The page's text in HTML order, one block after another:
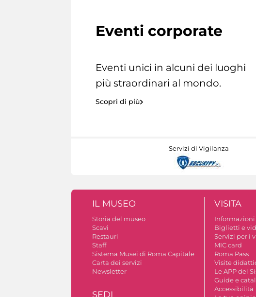
Eventi corporate
Eventi unici in alcuni dei luoghi
più straordinari al mondo.
Scopri di più
Servizi di Vigilanza
IL MUSEO
Storia del museo
Scavi
Restauri
Staff
Sistema Musei di Roma Capitale
Carta dei servizi
Newsletter
SEDI
VISITA
Biglietti e
Servizi per i
MIC card
Roma Pass
Visite
Le APP del
Guide e
Accessibilità